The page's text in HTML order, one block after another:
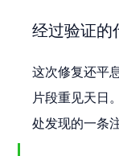
经过验证的
这次修复还平
片段重见天日
处发现的一条